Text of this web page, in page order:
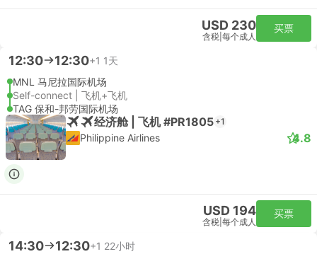
USD 230
含税 每个成人
买票
12:30 12:30+1 1天
MNL 马尼拉国际机场
Self-connect | 飞机+飞机
TAG 保和-邦劳国际机场
经济舱 | 飞机 #PR1805 +1
Philippine Airlines 4.8
USD 194
含税 每个成人
买票
14:30 12:30+1 22小时